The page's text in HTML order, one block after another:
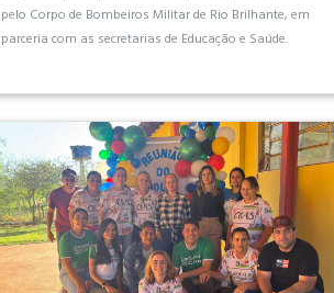
pelo Corpo de Bombeiros Militar de Rio Brilhante, em
parceria com as secretarias de Educação e Saúde.